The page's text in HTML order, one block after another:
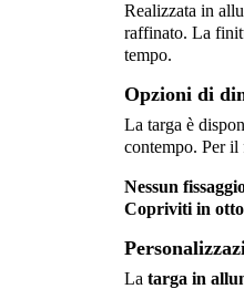
Realizzata in
raffinato. La
tempo.
Opzioni di
La targa è
contempo. Per il
Nessun
Copriviti in
La targa in